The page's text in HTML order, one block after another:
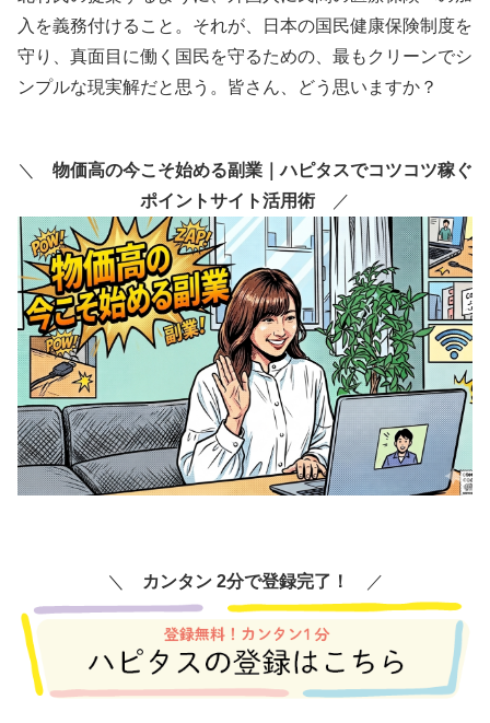
入を義務付けること。それが、日本の国民健康保険制度を
守り、真面目に働く国民を守るための、最もクリーンでシ
ンプルな現実解だと思う。皆さん、どう思いますか？
＼ 物価高の今こそ始める副業｜ハピタスでコツコツ稼ぐ
ポイントサイト活用術 ／
＼ カンタン 2分で登録完了！ ／